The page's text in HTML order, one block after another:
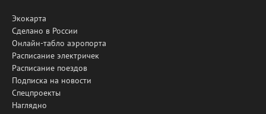
Экокарта
Сделано в России
Онлайн-табло аэропорта
Расписание электричек
Расписание поездов
Подписка на новости
Спецпроекты
Наглядно